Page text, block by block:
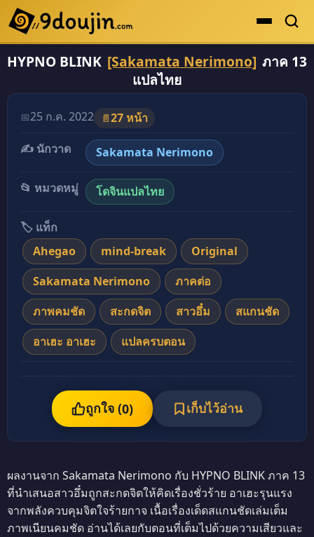
ดูเยอะสุด
คะแนนเยอะสุด
โดจินรูปสี
ระดับตำนาน
ยอดนิยม
เรื่องที่เก็บไว้
HYPNO BLINK [Sakamata Nerimono] ภาค 13
แปลไทย
📅25 ก.ค. 2022 📄27 หน้า
✍️ นักวาด
Sakamata Nerimono
📂 หมวดหมู่ โดจินแปลไทย
🏷️ แท็ก
Ahegao
mind-break
Original
Sakamata Nerimono
ภาคต่อ
ภาพคมชัด
สะกดจิต สาวอึ๋ม
สแกนชัด
อาเฮะ อาเฮะ
แปลครบตอน
ถูกใจ (0) เก็บไว้อ่าน
ผลงานจาก Sakamata Nerimono กับ HYPNO BLINK ภาค 13
ที่นำเสนอสาวอึ๋มถูกสะกดจิตให้คิดเรื่องชั่วร้าย อาเฮะรุนแรง
จากพลังควบคุมจิตใจร้ายกาจ เนื้อเรื่องเด็ดสแกนชัดเล่มเต็ม
ภาพเนียนคมชัด อ่านได้เลยกับตอนที่เต็มไปด้วยความเสียวและ